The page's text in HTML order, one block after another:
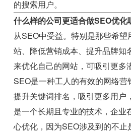
的搜索用户。
什么样的公司更适合做SEO优化
从SEO中受益。特别是那些希
站、降低营销成本、提升品牌知
来优化自己的网站，可吸引更多
SEO是一种工人的有效的网络营
提升关键词排名，吸引更多用户
是一个长期且专业的技术，企业
心优化，因为SEO涉及到的不